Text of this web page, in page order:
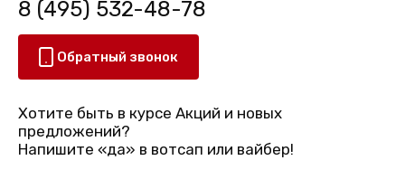
8 (495) 532-48-78
Обратный звонок
Хотите быть в курсе Акций и новых
предложений?
Напишите «да» в вотсап или вайбер!